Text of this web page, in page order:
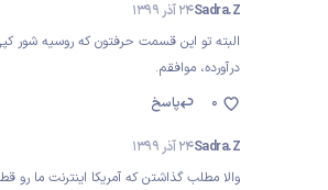
Sadra.Z24 آذر 1399
البته تو این قسمت حرفتون که روسیه شور
درآورده، موافقم.
پاسخ
0
Sadra.Z24 آذر 1399
والا مطلب گذاشتن که آمریکا اینترنت ما رو